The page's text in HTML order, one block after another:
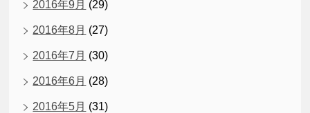
2016年9月 (29)
2016年8月 (27)
2016年7月 (30)
2016年6月 (28)
2016年5月 (31)